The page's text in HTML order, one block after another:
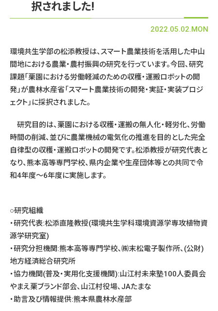
択されました!
2022.05.02.MON
環境共生学部の松添教授は、スマート農業技術を活用した中山
間地における農業・農村振興の研究を行っています。今回、研究
課題「栗園における労働軽減のための収穫・運搬ロボットの開
発」が農林水産省「スマート農業技術の開発・実証・実装プロジ
ェクト」に採択されました。
研究目的は、栗園における収穫・運搬の無人化・軽労化、労働
時間の削減、並びに農業機械の電気化の推進を目的とした完全
自律型の収穫・運搬ロボットの開発です。松添教授が研究代表と
なり、熊本高等専門学校、県内企業や生産団体等との共同で令
和4年度～6年度に実施します。
○研究組織
・研究代表:松添直隆教授(環境共生学科環境資源学専攻植物資
源学研究室)
・研究分担機関:熊本高等専門学校、㈱末松電子製作所、(公財)
地方経済総合研究所
・協力機関(普及・実用化支援機関):山江村未来塾100人委員会
やまえ栗ブランド部会、山江村役場、JAたまな
・助言及び情報提供:熊本県農林水産部